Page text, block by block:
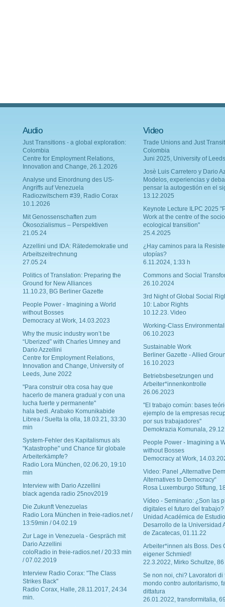
Audio
Just Transitions - a global exploration:
Colombia
Centre for Employment Relations,
Innovation and Change, 26.1.2026
Analyse und Einordnung des US-
Angriffs auf Venezuela
Radiozwitschern #39, Radio Corax
10.1.2026
Mit Genossenschaften zum
Ökosozialismus – Perspektiven
21.05.24
Azzellini und IDA: Rätedemokratie und
Arbeitszeitrechnung
27.05.24
Politics of Translation: Preparing the
Ground for New Alliances
11.10.23, BG Berliner Gazette
People Power - Imagining a World
without Bosses
Democracy at Work, 14.03.2023
Why the music industry won’t be
“Uberized” with Charles Umney and
Dario Azzellini
Centre for Employment Relations,
Innovation and Change, University of
Leeds, June 2022
"Para construir otra cosa hay que
hacerlo de manera gradual y con una
lucha fuerte y permanente"
hala bedi. Arabako Komunikabide
Librea / Suelta la olla, 18.03.21, 33:30
min
System-Fehler des Kapitalismus als
"Katastrophe" und Chance für globale
Arbeiterkämpfe?
Radio Lora München, 02.06.20, 19:10
min
Interview with Dario Azzellini
black agenda radio 25nov2019
Die Zukunft Venezuelas
Radio Lora München in freie-radios.net /
13:59min / 04.02.19
Zur Lage in Venezuela - Gespräch mit
Dario Azzellini
coloRadio in freie-radios.net / 20:33 min
/ 07.02.2019
Interview Radio Corax: "The Class
Strikes Back"
Radio Corax, Halle, 28.11.2017, 24:34
min.
Video
Trade Unions and Just
Colombia
Juni 2025, University of Leeds
Josè Luis Carretero y Dario
Modelos, experiencias y
pensar la autogestión en el
13.12.2025
Keynote Lecture ILPC 2025
Work at the centre of the
ecological transition"
25.4.2025
¿Hay caminos para la
utopías?
6.11.2024, 1:33 h
Commons and Social
26.10.2024
3rd Night of Global Social
10: Labor Rights
10.12.23. Video
Working-Class
06.10.2023
Sustainable Work
Berliner Gazette - Allied
16.10.2023
Betriebsbesetzungen und
Arbeiter*innenkontrolle
26.06.2023
"El trabajo común: bases
ejemplo de la empresas
por sus trabajadores"
Demokrazia Komunala,
People Power - Imagining a
without Bosses
Democracy at Work,
Video: Panel „Alternative
Alternatives to Democracy“
Rosa Luxemburgo Stiftung,
Vídeo - Seminario: ¿Son las
digitales el futuro del trabajo?
Unidad Académica de
Desarrollo de la Universidad
de Zacatecas, 01.11.22
Arbeiter*innen als Boss. Des
eigener Schmied!
22.3.2022, Mirko Schultze, 86
Se non noi, chi? Lavoratori di
mondo contro autoritarismo,
dittatura
26.01.2022, transformitalia,